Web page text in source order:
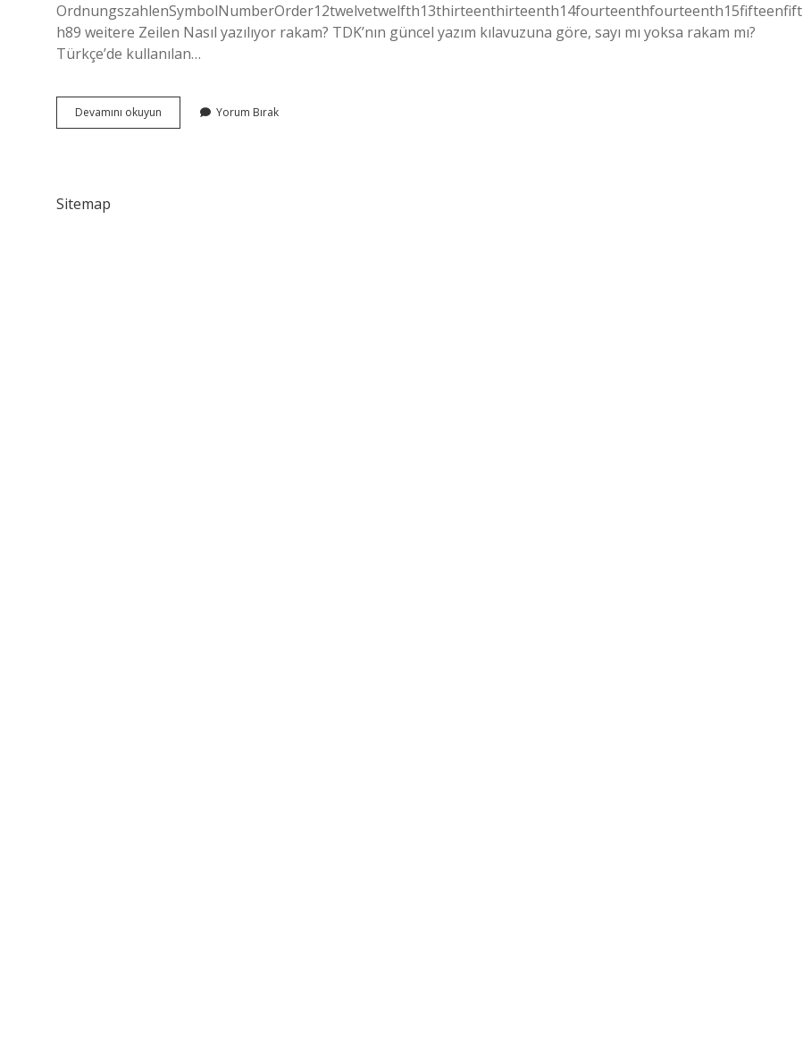
OrdnungszahlenSymbolNumberOrder12twelvetwelfth13thirteenthirteenth14fourteenthfourteenth15fifteenfift
h89 weitere Zeilen Nasıl yazılıyor rakam? TDK’nın güncel yazım kılavuzuna göre, sayı mı yoksa rakam mı?
Türkçe’de kullanılan…
Devamını okuyun
Yazılı
Yorum Bırak
Sitemap